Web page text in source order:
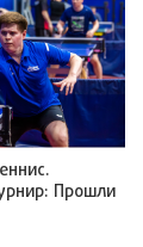
Прошли